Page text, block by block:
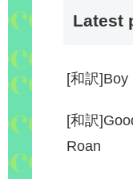
Latest
[和訳]Boy
[和訳
Roan